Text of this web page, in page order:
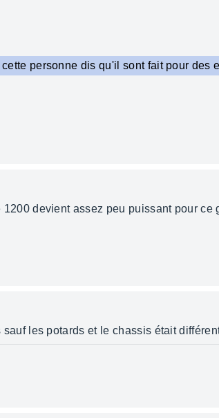
personne dis qu'il sont fait pour des
devient assez peu puissant pour ce
les potards et le chassis était